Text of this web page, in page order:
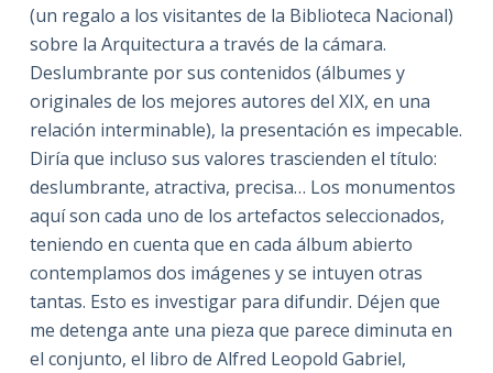
(un regalo a los visitantes de la Biblioteca Nacional)
sobre la Arquitectura a través de la cámara.
Deslumbrante por sus contenidos (álbumes y
originales de los mejores autores del XIX, en una
relación interminable), la presentación es impecable.
Diría que incluso sus valores trascienden el título:
deslumbrante, atractiva, precisa… Los monumentos
aquí son cada uno de los artefactos seleccionados,
teniendo en cuenta que en cada álbum abierto
contemplamos dos imágenes y se intuyen otras
tantas. Esto es investigar para difundir. Déjen que
me detenga ante una pieza que parece diminuta en
el conjunto, el libro de Alfred Leopold Gabriel,